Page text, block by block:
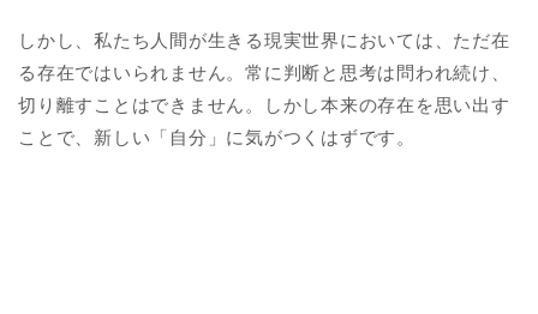
しかし、私たち人間が生きる現実世界においては、ただ在
る存在ではいられません。常に判断と思考は問われ続け、
切り離すことはできません。しかし本来の存在を思い出す
ことで、新しい「自分」に気がつくはずです。